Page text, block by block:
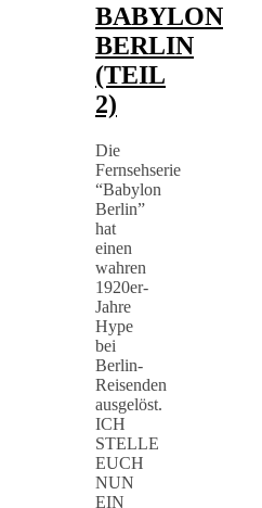
BABYLON
BERLIN
(TEIL
2)
Die
Fernsehserie
“Babylon
Berlin”
hat
einen
wahren
1920er-
Jahre
Hype
bei
Berlin-
Reisenden
ausgelöst.
ICH
STELLE
EUCH
NUN
EIN